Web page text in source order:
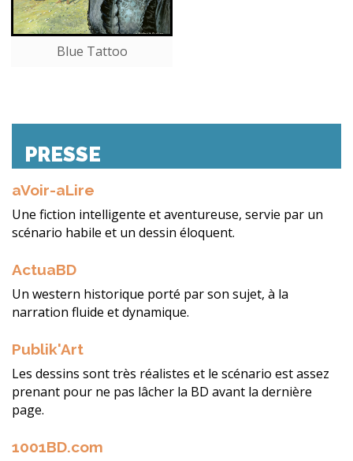
Blue Tattoo
PRESSE
aVoir-aLire
Une fiction intelligente et aventureuse, servie par un
scénario habile et un dessin éloquent.
ActuaBD
Un western historique porté par son sujet, à la
narration fluide et dynamique.
Publik'Art
Les dessins sont très réalistes et le scénario est assez
prenant pour ne pas lâcher la BD avant la dernière
page.
1001BD.com